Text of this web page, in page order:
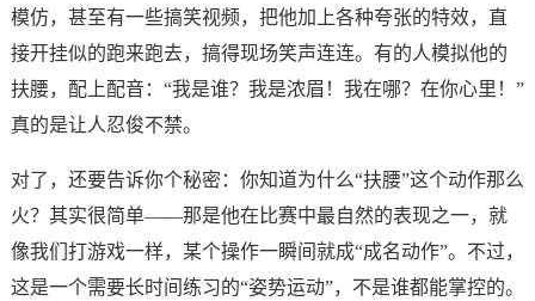
模仿，甚至有一些搞笑视频，把他加上各种夸张的特效，直
接开挂似的跑来跑去，搞得现场笑声连连。有的人模拟他的
扶腰，配上配音：“我是谁？我是浓眉！我在哪？在你心里！”
真的是让人忍俊不禁。
对了，还要告诉你个秘密：你知道为什么“扶腰”这个动作那么
火？其实很简单——那是他在比赛中最自然的表现之一，就
像我们打游戏一样，某个操作一瞬间就成“成名动作”。不过，
这是一个需要长时间练习的“姿势运动”，不是谁都能掌控的。